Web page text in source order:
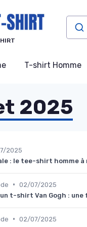
T-shirt Homme
2025
2025
: le tee-shirt homme
• 02/07/2025
t-shirt Van Gogh :
• 02/07/2025